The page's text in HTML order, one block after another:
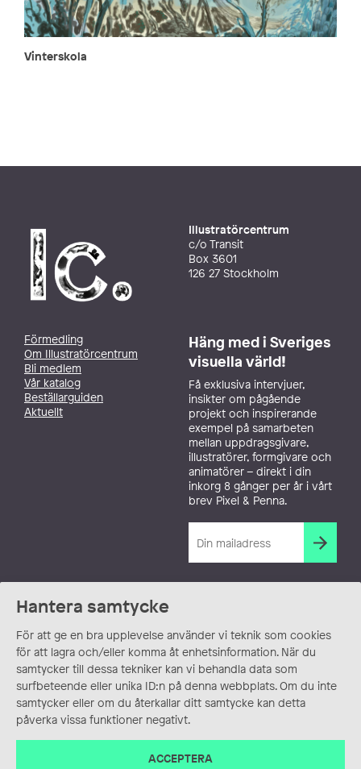
Hantera samtycke
För att ge en bra upplevelse använder vi teknik som cookies
för att lagra och/eller komma åt enhetsinformation. När du
samtycker till dessa tekniker kan vi behandla data som
surfbeteende eller unika ID:n på denna webbplats. Om du inte
samtycker eller om du återkallar ditt samtycke kan detta
påverka vissa funktioner negativt.
ACCEPTERA
Vinterskola
Illustratörcentrum
c/o Transit
Box 3601
126 27 Stockholm
Förmedling
Om Illustratörcentrum
Bli medlem
Vår katalog
Beställarguiden
Aktuellt
Häng med i Sveriges
visuella värld!
Få exklusiva intervjuer,
insikter om pågående
projekt och inspirerande
exempel på samarbeten
mellan uppdragsgivare,
illustratörer, formgivare och
animatörer – direkt i din
inkorg 8 gånger per år i vårt
brev Pixel & Penna.